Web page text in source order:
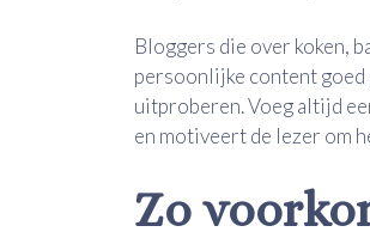
Bloggers die over koken,
persoonlijke content goed
uitproberen. Voeg altijd
en motiveert de lezer om
Zo